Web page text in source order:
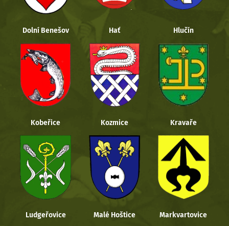
Dolní Benešov Hať Hlučín
Kobeřice Kozmice Kravaře
Ludgeřovice Malé Hoštice Markvartovice